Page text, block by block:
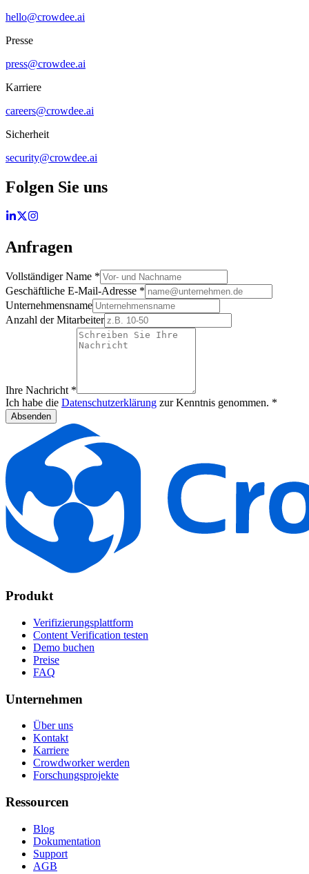
hello@crowdee.ai
Presse
press@crowdee.ai
Karriere
careers@crowdee.ai
Sicherheit
security@crowdee.ai
Folgen Sie uns
Anfragen
Vollständiger Name *
Geschäftliche E-Mail-Adresse *
Unternehmensname
Anzahl der Mitarbeiter
Ihre Nachricht *
Ich habe die Datenschutzerklärung zur Kenntnis genommen. *
Absenden
Produkt
Verifizierungsplattform
Content Verification testen
Demo buchen
Preise
FAQ
Unternehmen
Über uns
Kontakt
Karriere
Crowdworker werden
Forschungsprojekte
Ressourcen
Blog
Dokumentation
Support
AGB